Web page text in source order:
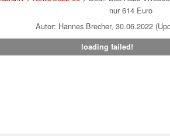
nur 614 Euro
Autor: Hannes Brecher, 30.06.2022
loading failed!